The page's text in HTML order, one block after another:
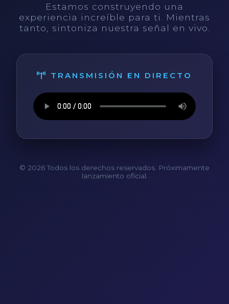
Estamos construyendo una
experiencia increíble para ti. Mientras
tanto, sintoniza nuestra señal en vivo.
TRANSMISIÓN EN DIRECTO
© 2026 Todos los derechos reservados. Próximamente
lanzamiento oficial.